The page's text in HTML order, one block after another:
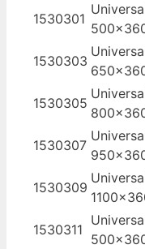
1530301
1530303
1530305
1530307
1530309
1530311